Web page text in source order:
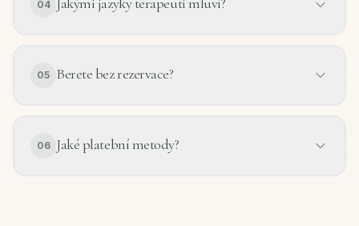
04
05 Berete bez rezervace?
06 Jaké platební metody?